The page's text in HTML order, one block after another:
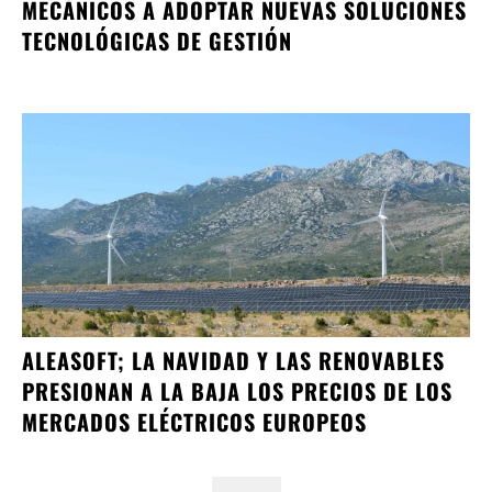
MECÁNICOS A ADOPTAR NUEVAS SOLUCIONES
TECNOLÓGICAS DE GESTIÓN
ALEASOFT; LA NAVIDAD Y LAS RENOVABLES
PRESIONAN A LA BAJA LOS PRECIOS DE LOS
MERCADOS ELÉCTRICOS EUROPEOS